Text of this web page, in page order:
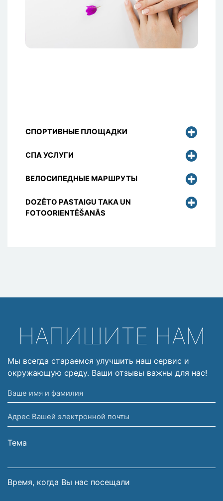
СПОРТИВНЫЕ ПЛОЩАДКИ
СПА УСЛУГИ
ВЕЛОСИПЕДНЫЕ МАРШРУТЫ
DOZĒTO PASTAIGU TAKA UN
FOTOORIENTĒŠANĀS
НАПИШИТЕ НАМ
Мы всегда стараемся улучшить наш сервис и
окружающую среду. Ваши отзывы важны для нас!
Ваше
имя
и
фамилия
Адрес
Вашей
электронной
Тема
Время, когда Вы нас посещали